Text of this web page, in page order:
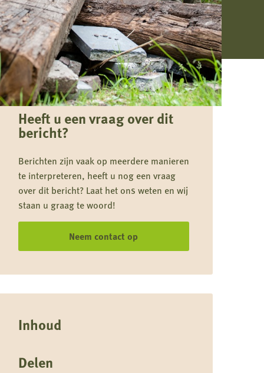
Heeft u een vraag over dit
bericht?
Berichten zijn vaak op meerdere manieren
te interpreteren, heeft u nog een vraag
over dit bericht? Laat het ons weten en wij
staan u graag te woord!
Neem contact op
Inhoud
Delen